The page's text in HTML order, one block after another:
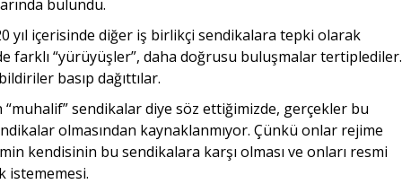
bulundu.
yıl içerisinde diğer iş birlikçi sendikalara tepki olarak
farklı “yürüyüşler”, daha doğrusu buluşmalar tertiplediler.
basıp dağıttılar.
“muhalif” sendikalar diye söz ettiğimizde, gerçekler bu
olmasından kaynaklanmıyor. Çünkü onlar rejime
kendisinin bu sendikalara karşı olması ve onları resmi
istememesi.